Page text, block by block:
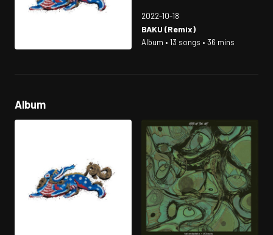
2022-10-18
BAKU (Remix)
Album • 13 songs • 36 mins
Album